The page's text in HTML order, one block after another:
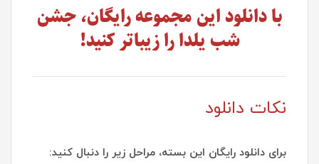
با دانلود این مجموعه رایگان، جشن
شب یلدا را زیباتر کنید!
نکات دانلود
برای دانلود رایگان این بسته، مراحل زیر را دنبال کنید: